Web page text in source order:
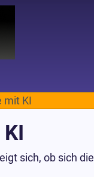
mit KI
sich, ob sich die